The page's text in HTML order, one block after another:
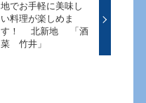
地でお手軽に美味し
い料理が楽しめま
す！ 北新地 「酒
菜 竹井」